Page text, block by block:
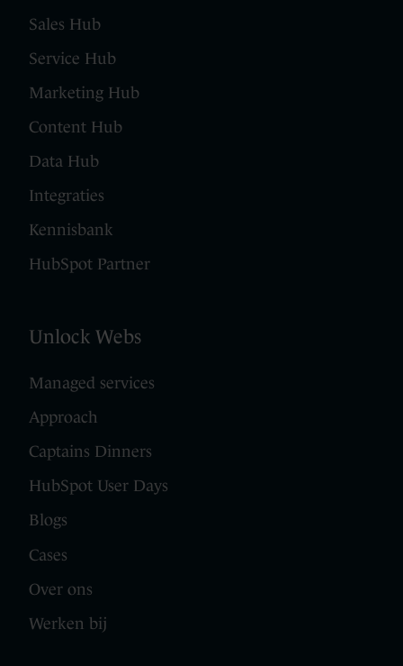
Sales Hub
Service Hub
Marketing Hub
Content Hub
Data Hub
Integraties
Kennisbank
HubSpot Partner
Unlock Webs
Managed services
Approach
Captains Dinners
HubSpot User Days
Blogs
Cases
Over ons
Werken bij